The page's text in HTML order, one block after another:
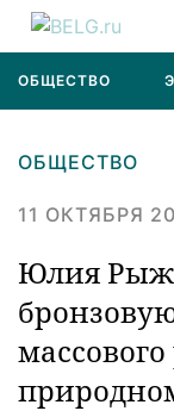
ОБЩЕСТВО
ОБЩЕСТВО
11 ОКТЯБРЯ
Юлия